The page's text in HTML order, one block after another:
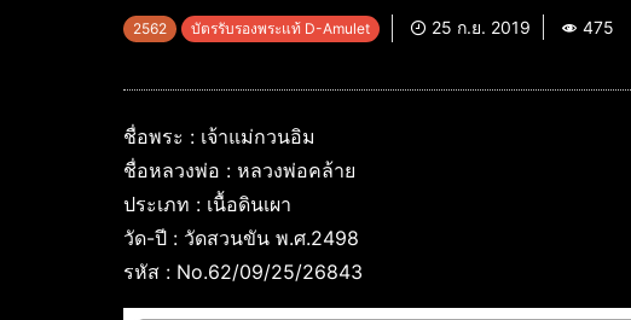
2562 บัตรรับรองพระแท้ D-Amulet 25 ก.ย. 2019 475
ชื่อพระ : เจ้าแม่กวนอิม
ชื่อหลวงพ่อ : หลวงพ่อคล้าย
ประเภท : เนื้อดินเผา
วัด-ปี : วัดสวนขัน พ.ศ.2498
รหัส : No.62/09/25/26843